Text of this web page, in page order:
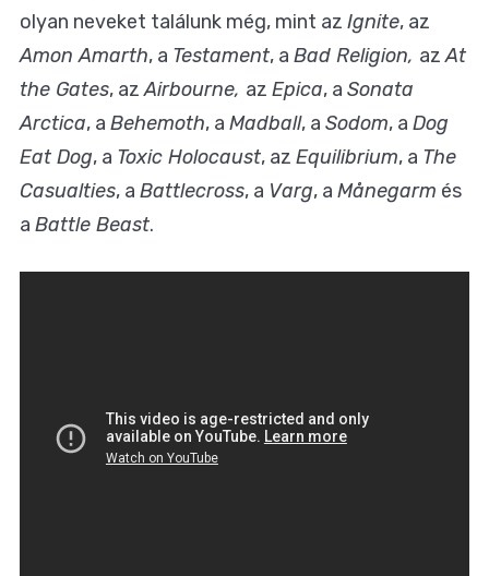
olyan neveket találunk még, mint az Ignite, az
Amon Amarth, a Testament, a Bad Religion, azAt
the Gates, azAirbourne, az Epica, a Sonata
Arctica, a Behemoth, a Madball, a Sodom, a Dog
Eat Dog, a Toxic Holocaust, az Equilibrium, a The
Casualties, a Battlecross, a Varg, a Månegarm és
a Battle Beast.